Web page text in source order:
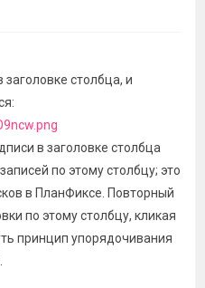
столбца, и
в заголовке столбца
по этому столбцу; это
в ПланФиксе. Повторный
по этому столбцу, кликая
принцип упорядочивания